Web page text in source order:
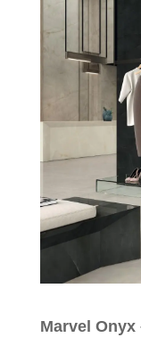
Marvel